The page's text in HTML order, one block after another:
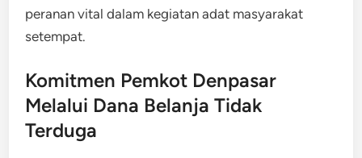
peranan vital dalam kegiatan adat masyarakat
setempat.
Komitmen Pemkot Denpasar
Melalui Dana Belanja Tidak
Terduga